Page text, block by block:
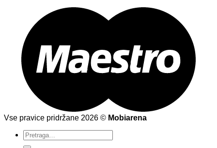
Vse pravice pridržane 2026 © Mobiarena
Pretraži: